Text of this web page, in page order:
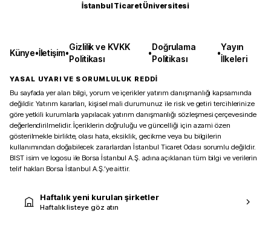
İstanbul Ticaret Üniversitesi
Künye•İletişim•
Gizlilik ve KVKK
Politikası
•
Doğrulama
Politikası
•
Yayın
İlkeleri
YASAL UYARI VE SORUMLULUK REDDİ
Bu sayfada yer alan bilgi, yorum ve içerikler yatırım danışmanlığı kapsamında
değildir. Yatırım kararları, kişisel mali durumunuz ile risk ve getiri tercihlerinize
göre yetkili kurumlarla yapılacak yatırım danışmanlığı sözleşmesi çerçevesinde
değerlendirilmelidir. İçeriklerin doğruluğu ve güncelliği için azami özen
gösterilmekle birlikte, olası hata, eksiklik, gecikme veya bu bilgilerin
kullanımından doğabilecek zararlardan İstanbul Ticaret Odası sorumlu değildir.
BIST isim ve logosu ile Borsa İstanbul A.Ş. adına açıklanan tüm bilgi ve verilerin
telif hakları Borsa İstanbul A.Ş.’ye aittir.
Haftalık yeni kurulan şirketler
Haftalık listeye göz atın